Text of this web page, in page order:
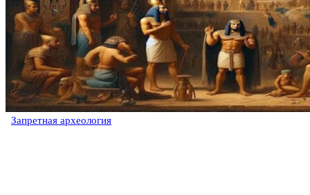
Запретная археология